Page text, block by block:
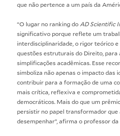
que não pertence a um país da
“O lugar no ranking do AD Scientific
significativo porque reflete um
interdisciplinaridade, o rigor teórico
questões estruturais do Direito, para
simplificações acadêmicas. Esse
simboliza não apenas o impacto das
contribuir para a formação de uma
mais crítica, reflexiva e
democráticos. Mais do que um
persistir no papel transformador que
desempenhar”, afirma o professor